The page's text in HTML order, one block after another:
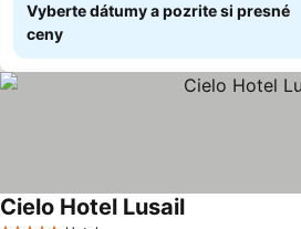
Vyberte dátumy a pozrite si presné
ceny
Cielo Hotel Lusail